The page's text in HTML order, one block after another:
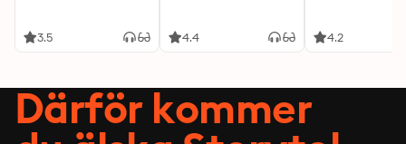
3.5 4.4 4.2
Därför kommer